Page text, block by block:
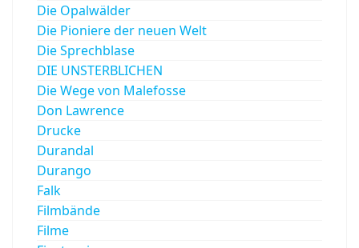
Die Opalwälder
Die Pioniere der neuen Welt
Die Sprechblase
DIE UNSTERBLICHEN
Die Wege von Malefosse
Don Lawrence
Drucke
Durandal
Durango
Falk
Filmbände
Filme